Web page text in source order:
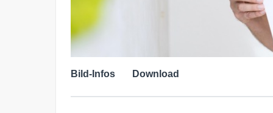
Bild-Infos Download